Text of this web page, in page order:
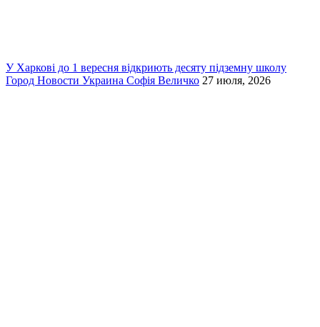
У Харкові до 1 вересня відкриють десяту підземну школу
Город Новости Украина Софія Величко 27 июля, 2026